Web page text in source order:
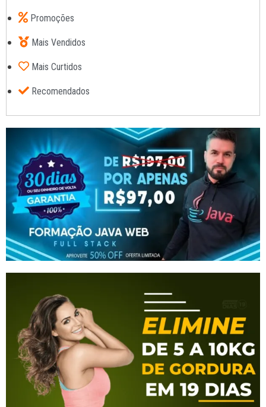
Promoções
Mais Vendidos
Mais Curtidos
Recomendados